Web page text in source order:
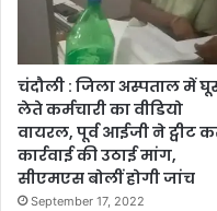
चंदौली : जिला अस्पताल में
लेते कर्मचारी का वीडियो
वायरल, पूर्व आईजी ने ट्वीट
कार्रवाई की उठाई मांग,
सीएमएस बोलीं होगी जांच
September 17, 2022